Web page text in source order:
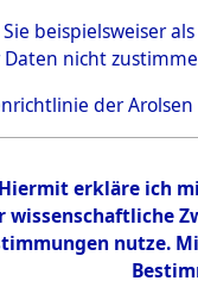
Einen Kommentar
beispielsweiser
nicht
der Arolsen
erkläre ich
wissenschaftliche
nutze.